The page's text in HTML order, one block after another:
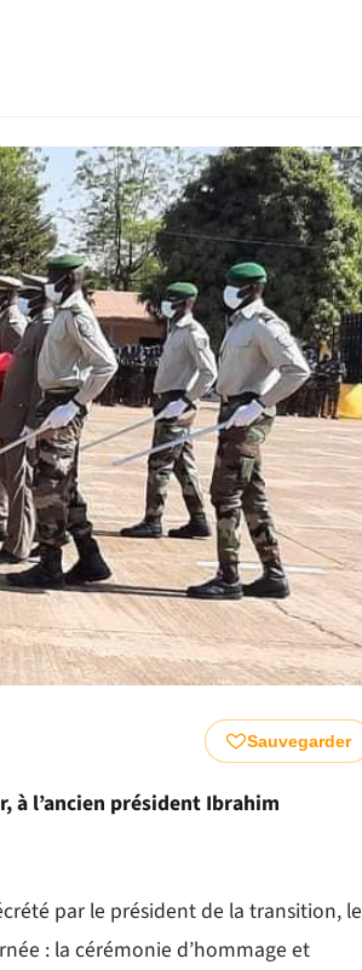
Sauvegarder
à l’ancien président Ibrahim
par le président de la transition, le
: la cérémonie d’hommage et